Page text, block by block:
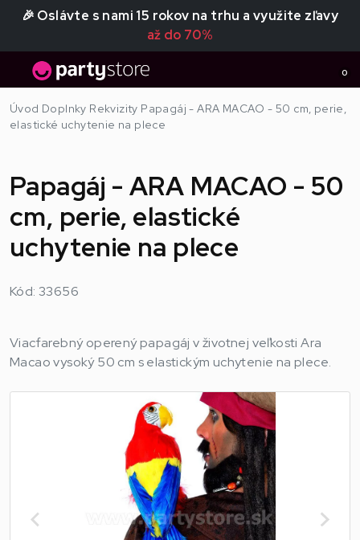
🎉 Oslávte s nami 15 rokov na trhu a využite zľavy
až do 70%
0
Úvod Doplnky Rekvizity Papagáj - ARA MACAO - 50 cm, perie,
elastické uchytenie na plece
Papagáj - ARA MACAO - 50
cm, perie, elastické
uchytenie na plece
Kód: 33656
Viacfarebný operený papagáj v životnej veľkosti Ara
Macao vysoký 50 cm s elastickým uchytenie na plece.